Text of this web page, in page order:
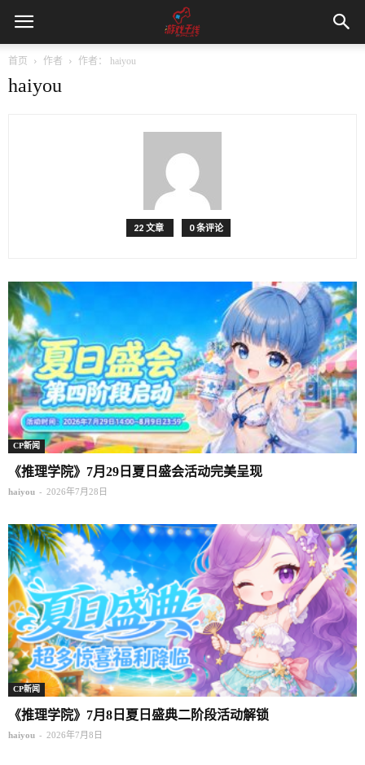
首页 作者 作者： haiyou
haiyou
22 文章 0 条评论
CP新闻
《推理学院》7月29日夏日盛会活动完美呈现
haiyou - 2026年7月28日
CP新闻
《推理学院》7月8日夏日盛典二阶段活动解锁
haiyou - 2026年7月8日